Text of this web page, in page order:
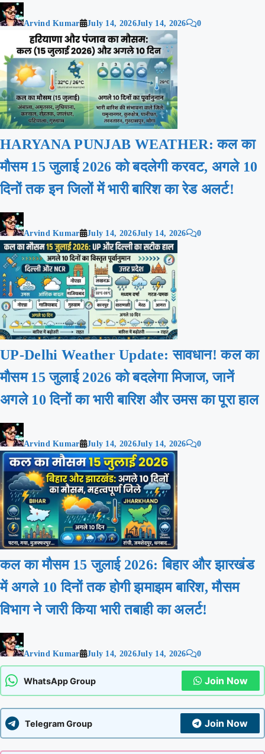
Arvind Kumar July 14, 2026July 14, 2026 0
HARYANA PUNJAB WEATHER: कल का
मौसम 15 जुलाई 2026 को बदलेगी करवट, अगले 10
दिनों तक इन जिलों में भारी बारिश का रेड अलर्ट!
Arvind Kumar July 14, 2026July 14, 2026 0
UP-Delhi Weather Update: सावधान! कल का
मौसम 15 जुलाई 2026 को बदलेगा मिजाज, जानें
अगले 10 दिनों का भारी बारिश और उमस का पूरा हाल
Arvind Kumar July 14, 2026July 14, 2026 0
कल का मौसम 15 जुलाई 2026: बिहार और झारखंड
में अगले 10 दिनों तक होगी झमाझम बारिश, मौसम
विभाग ने जारी किया भारी तबाही का अलर्ट!
Arvind Kumar July 14, 2026July 14, 2026 0
WhatsApp Group Join Now
Telegram Group Join Now